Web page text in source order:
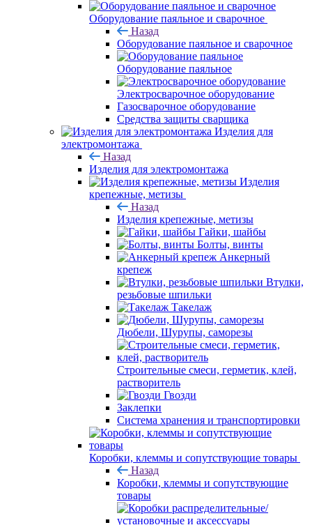
Оборудование паяльное и сварочное
Назад
Оборудование паяльное и сварочное
Оборудование паяльное
Электросварочное оборудование
Газосварочное оборудование
Средства защиты сварщика
Изделия для
электромонтажа
Назад
Изделия для электромонтажа
Изделия
крепежные, метизы
Назад
Изделия крепежные, метизы
Гайки, шайбы
Болты, винты
Анкерный
крепеж
Втулки,
резьбовые шпильки
Такелаж
Дюбели, Шурупы, саморезы
Строительные смеси, герметик, клей,
растворитель
Гвозди
Заклепки
Система хранения и транспортировки
Коробки, клеммы и сопутствующие товары
Назад
Коробки, клеммы и сопутствующие
товары